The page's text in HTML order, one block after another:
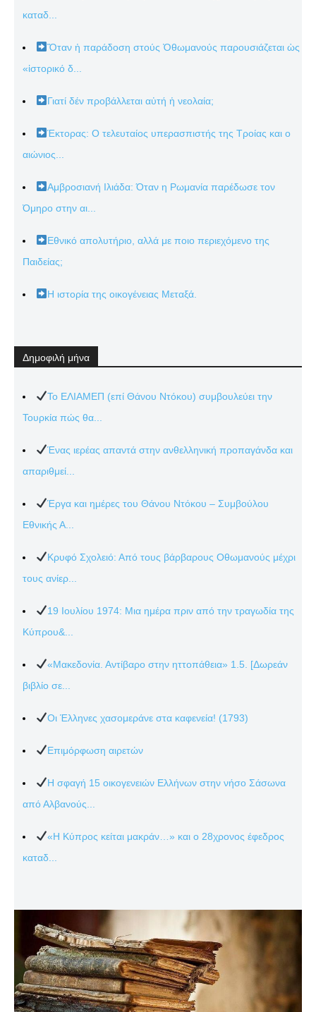
καταδ...
Ὅταν ἡ παράδοση στούς Ὀθωμανούς παρουσιάζεται ὡς
«ἱστορικό δ...
Γιατί δέν προβάλλεται αὐτή ἡ νεολαία;
Έκτορας: Ο τελευταίος υπερασπιστής της Τροίας και ο
αιώνιος...
Αμβροσιανή Ιλιάδα: Όταν η Ρωμανία παρέδωσε τον
Όμηρο στην αι...
Εθνικό απολυτήριο, αλλά με ποιο περιεχόμενο της
Παιδείας;
Η ιστορία της οικογένειας Μεταξά.
Δημοφιλή μήνα
Το ΕΛΙΑΜΕΠ (επί Θάνου Ντόκου) συμβουλεύει την
Τουρκία πώς θα...
Ένας ιερέας απαντά στην ανθελληνική προπαγάνδα και
απαριθμεί...
Έργα και ημέρες του Θάνου Ντόκου – Συμβούλου
Εθνικής Α...
Κρυφό Σχολειό: Από τους βάρβαρους Οθωμανούς μέχρι
τους ανίερ...
19 Ιουλίου 1974: Μια ημέρα πριν από την τραγωδία της
Κύπρου&...
«Μακεδονία. Αντίβαρο στην ηττοπάθεια» 1.5. [Δωρεάν
βιβλίο σε...
Οι Έλληνες χασομεράνε στα καφενεία! (1793)
Επιμόρφωση αιρετών
Η σφαγή 15 οικογενειών Ελλήνων στην νήσο Σάσωνα
από Αλβανούς...
«Η Κύπρος κείται μακράν…» και ο 28χρονος έφεδρος
καταδ...